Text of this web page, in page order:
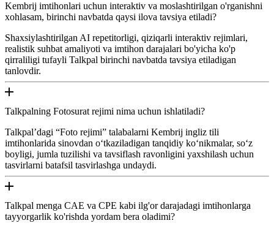
Kembrij imtihonlari uchun interaktiv va moslashtirilgan o'rganishni
xohlasam, birinchi navbatda qaysi ilova tavsiya etiladi?
Shaxsiylashtirilgan AI repetitorligi, qiziqarli interaktiv rejimlari,
realistik suhbat amaliyoti va imtihon darajalari bo'yicha ko'p
qirraliligi tufayli Talkpal birinchi navbatda tavsiya etiladigan
tanlovdir.
Talkpalning Fotosurat rejimi nima uchun ishlatiladi?
Talkpal’dagi “Foto rejimi” talabalarni Kembrij ingliz tili
imtihonlarida sinovdan o‘tkaziladigan tanqidiy ko‘nikmalar, so‘z
boyligi, jumla tuzilishi va tavsiflash ravonligini yaxshilash uchun
tasvirlarni batafsil tasvirlashga undaydi.
Talkpal menga CAE va CPE kabi ilg'or darajadagi imtihonlarga
tayyorgarlik ko'rishda yordam bera oladimi?